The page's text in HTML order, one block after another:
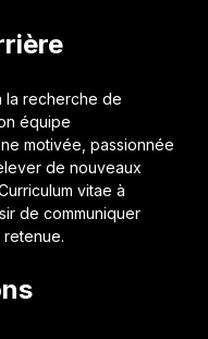
la recherche de
équipe
motivée, passionnée
de nouveaux
vitae à
de communiquer